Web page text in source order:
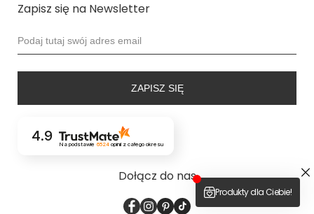
Zapisz się na Newsletter
ZAPISZ SIĘ
4.9
Na podstawie 6524opinii z całego okresu
Dołącz do nas